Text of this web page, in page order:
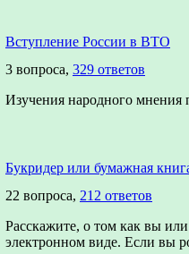
Вступление России в ВТО
3 вопроса, 329 ответов
Изучения народного
Букридер или бумажная
22 вопроса, 212 ответов
Расскажите, о том как вы
электронном виде. Если вы